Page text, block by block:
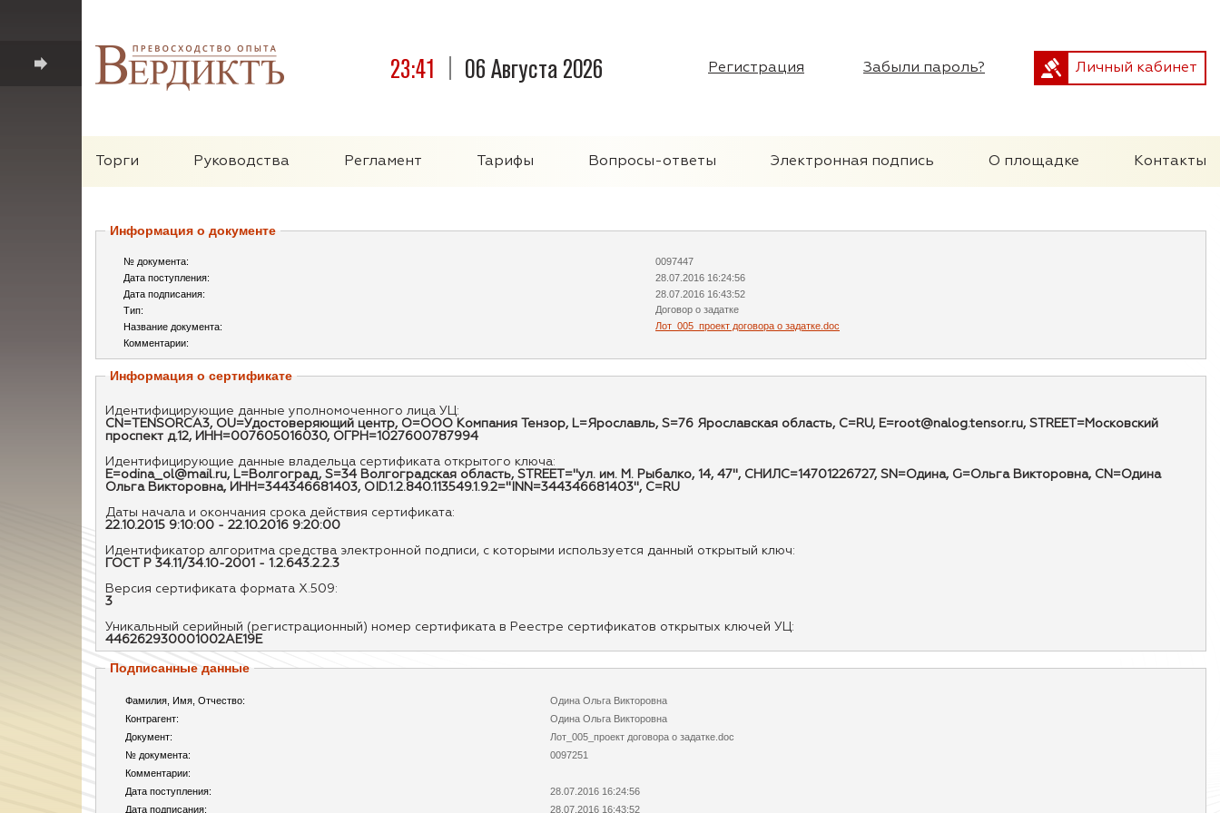
23:41 06 Августа 2026 Регистрация Забыли пароль? Личный кабинет
Торги Руководства Регламент Тарифы Вопросы-ответы Электронная подпись О площадке Контакты
Информация о документе
№ документа:
0097447
Дата поступления:
28.07.2016 16:24:56
Дата подписания:
28.07.2016 16:43:52
Тип:
Договор о задатке
Название документа:
Лот_005_проект договора о задатке.doc
Комментарии:
Информация о сертификате
Идентифицирующие данные уполномоченного лица УЦ:
CN=TENSORCA3, OU=Удостоверяющий центр, O=ООО Компания Тензор, L=Ярославль, S=76 Ярославская область, C=RU, E=root@nalog.tensor.ru, STREET=Московский
проспект д.12, ИНН=007605016030, ОГРН=1027600787994
Идентифицирующие данные владельца сертификата открытого ключа:
E=odina_ol@mail.ru, L=Волгоград, S=34 Волгоградская область, STREET="ул. им. М. Рыбалко, 14, 47", СНИЛС=14701226727, SN=Одина, G=Ольга Викторовна, CN=Одина
Ольга Викторовна, ИНН=344346681403, OID.1.2.840.113549.1.9.2="INN=344346681403", C=RU
Даты начала и окончания срока действия сертификата:
22.10.2015 9:10:00 - 22.10.2016 9:20:00
Идентификатор алгоритма средства электронной подписи, с которыми используется данный открытый ключ:
ГОСТ Р 34.11/34.10-2001 - 1.2.643.2.2.3
Версия сертификата формата X.509:
3
Уникальный серийный (регистрационный) номер сертификата в Реестре сертификатов открытых ключей УЦ:
446262930001002AE19E
Подписанные данные
Фамилия, Имя, Отчество:
Одина Ольга Викторовна
Контрагент:
Одина Ольга Викторовна
Документ:
Лот_005_проект договора о задатке.doc
№ документа:
0097251
Комментарии:
Дата поступления:
28.07.2016 16:24:56
Дата подписания:
28.07.2016 16:43:52